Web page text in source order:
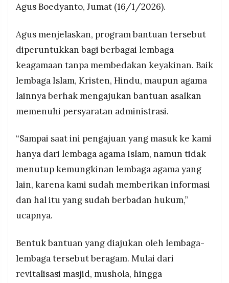
Agus Boedyanto, Jumat (16/1/2026).
Agus menjelaskan, program bantuan tersebut
diperuntukkan bagi berbagai lembaga
keagamaan tanpa membedakan keyakinan. Baik
lembaga Islam, Kristen, Hindu, maupun agama
lainnya berhak mengajukan bantuan asalkan
memenuhi persyaratan administrasi.
“Sampai saat ini pengajuan yang masuk ke kami
hanya dari lembaga agama Islam, namun tidak
menutup kemungkinan lembaga agama yang
lain, karena kami sudah memberikan informasi
dan hal itu yang sudah berbadan hukum,”
ucapnya.
Bentuk bantuan yang diajukan oleh lembaga-
lembaga tersebut beragam. Mulai dari
revitalisasi masjid, mushola, hingga